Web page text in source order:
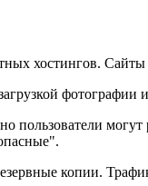
хостингов.
пользователи
копии.